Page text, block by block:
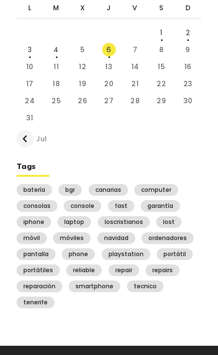
L M X J V S D
1
2
3
4 5 6 7 8
9
10
11 12 13 14 15
16
17
18 19 20 21 22
23
24
25 26 27 28 29
30
31
« Jul
Tags
batería bgr canarias
computer
consolas
console fast
garantía
iphone
laptop loscristianos
lost
móvil
móviles navidad
ordenadores
pantalla
phone playstation
portátil
portátiles
reliable repair
repairs
reparación
smartphone
tecnico
tenerife